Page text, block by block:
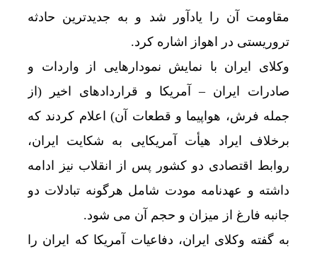
مقاومت آن را یادآور شد و به جدیدترین حادثه
تروریستی در اهواز اشاره کرد.
وکلای ایران با نمایش نمودارهایی از واردات و
صادرات ایران – آمریکا و قراردادهای اخیر (از
جمله فرش، هواپیما و قطعات آن) اعلام کردند که
برخلاف ایراد هیأت آمریکایی به شکایت ایران،
روابط اقتصادی دو کشور پس از انقلاب نیز ادامه
داشته و عهدنامه مودت شامل هرگونه تبادلات دو
جانبه فارغ از میزان و حجم آن می شود.
به گفته وکلای ایران، دفاعیات آمریکا که ایران را